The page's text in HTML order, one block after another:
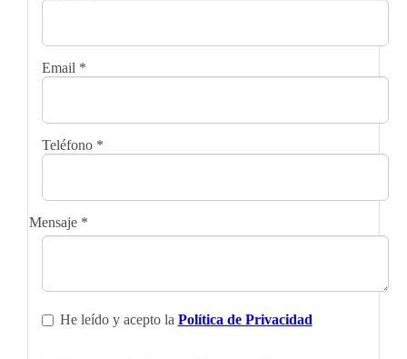
Email *
Teléfono *
Mensaje *
He leído y acepto la Política de Privacidad